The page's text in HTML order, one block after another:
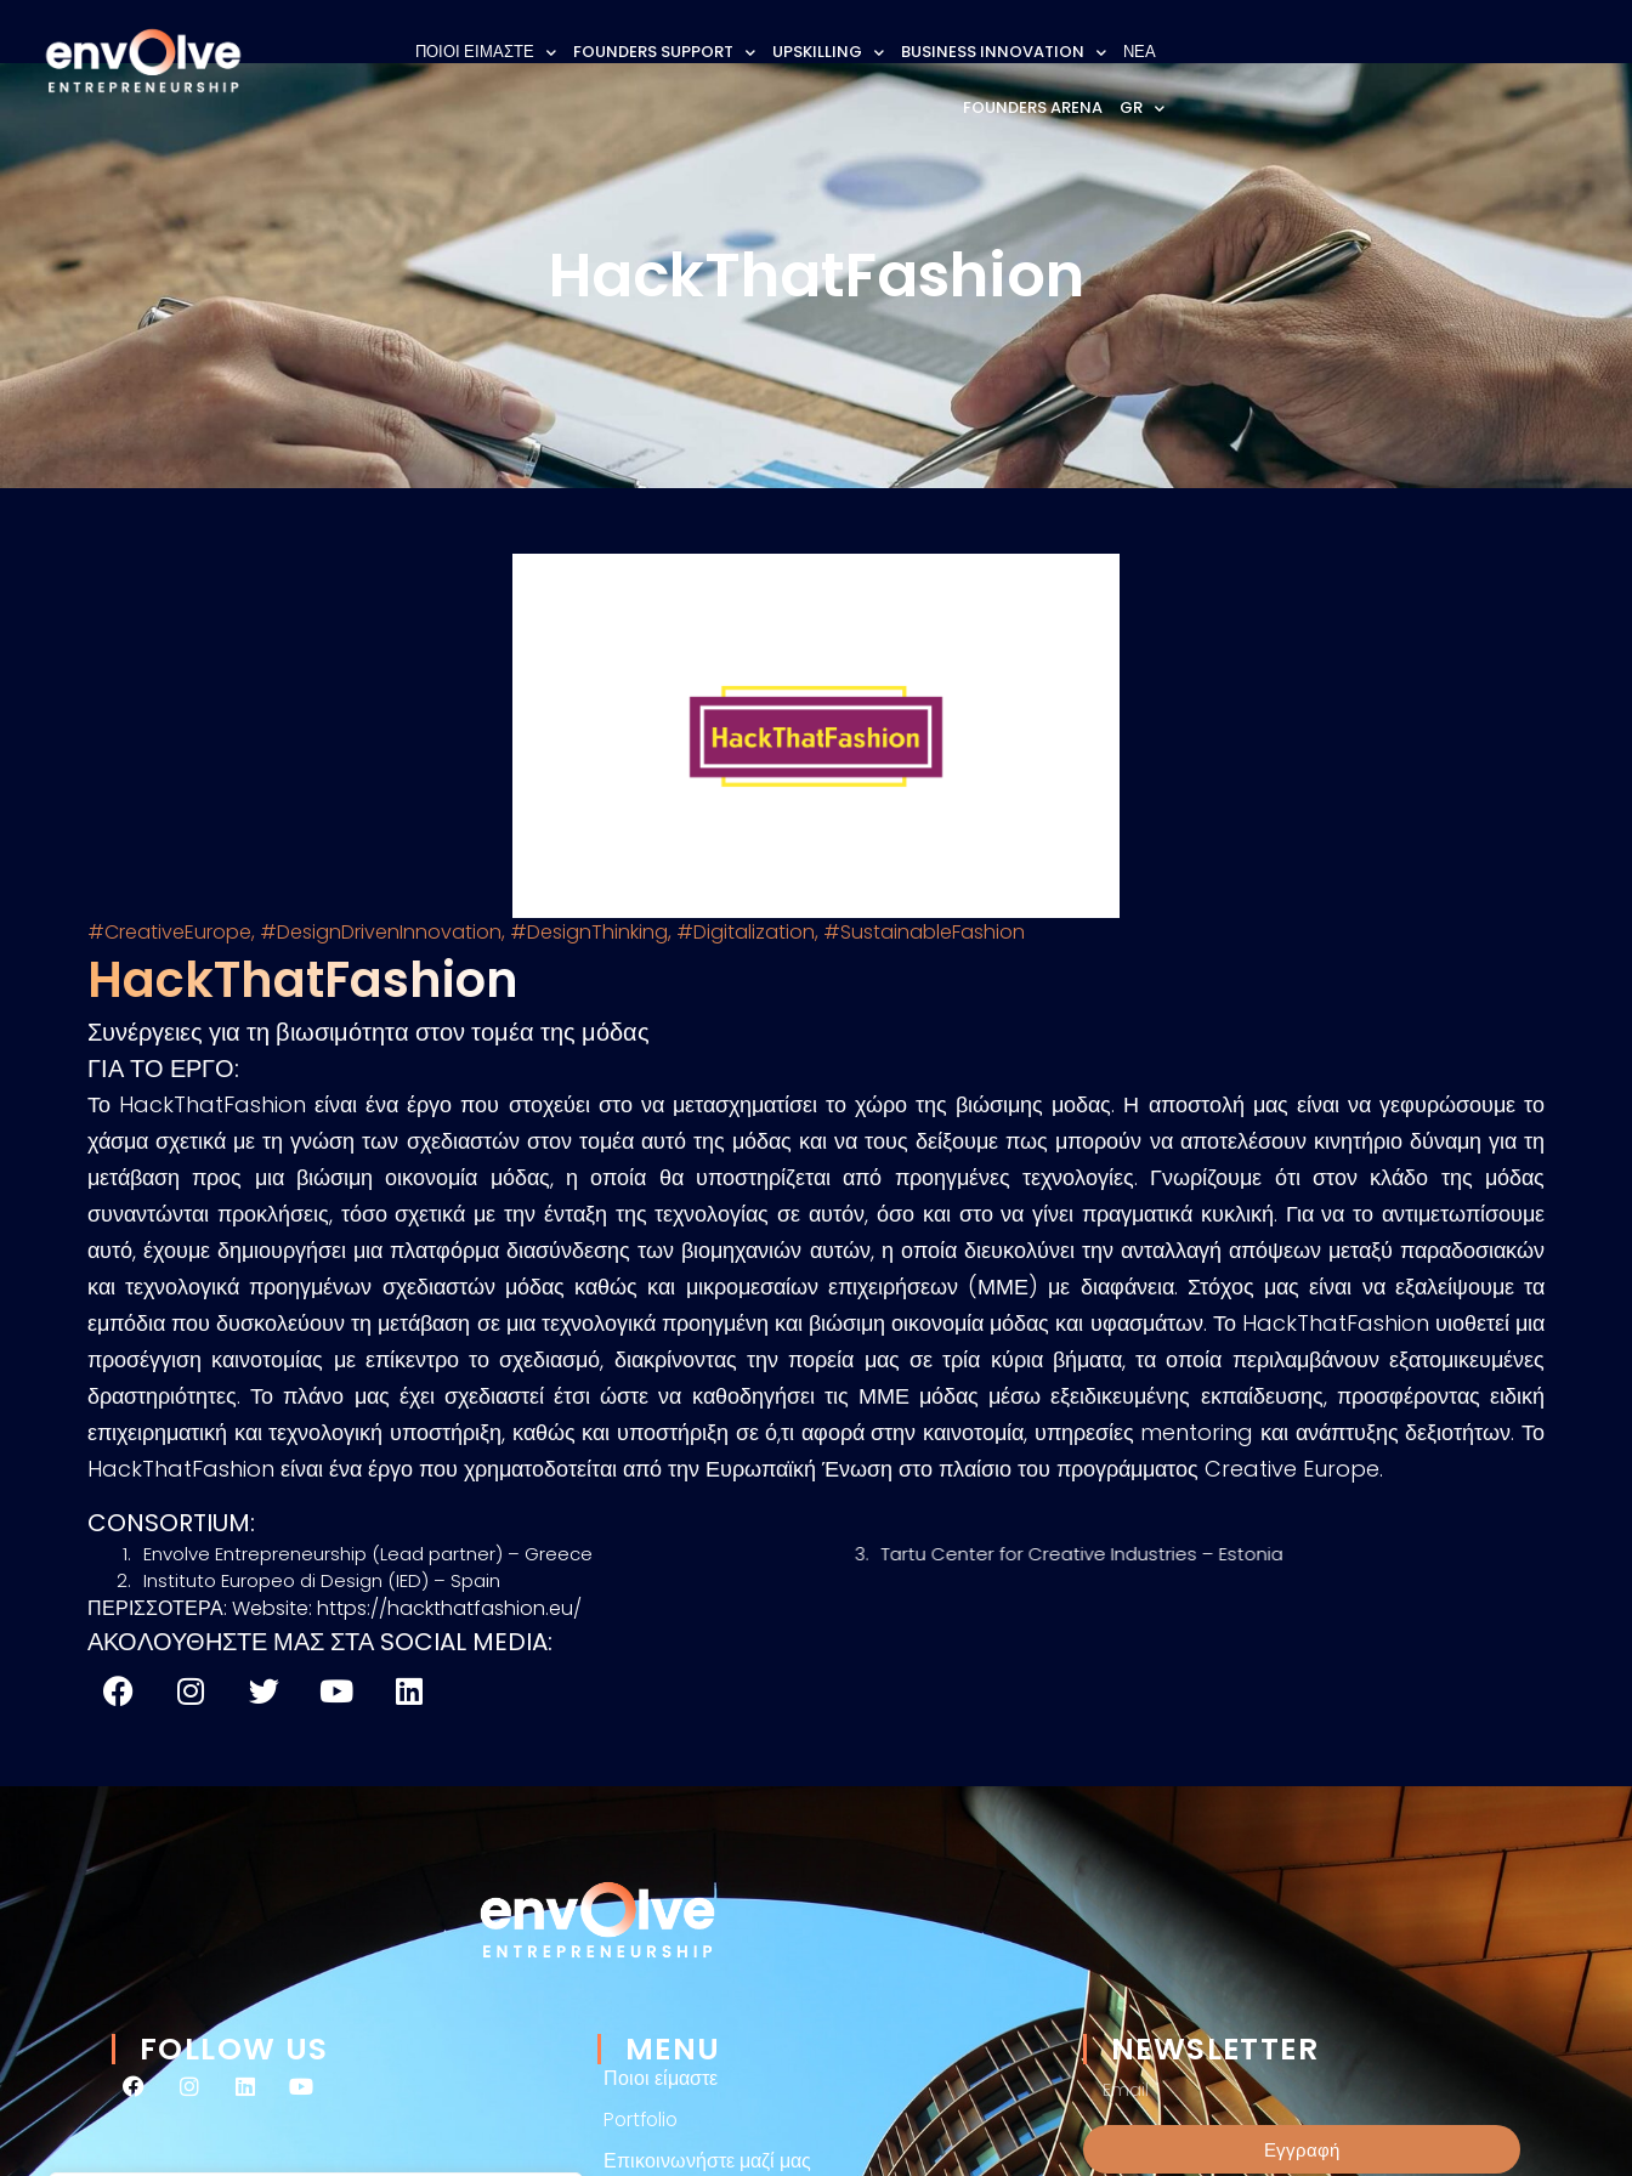
ΠΟΙΟΙ ΕΙΜΑΣΤΕ FOUNDERS SUPPORT UPSKILLING BUSINESS INNOVATION ΝΕΑ
FOUNDERS ARENA GR
HackThatFashion
#CreativeEurope, #DesignDrivenInnovation, #DesignThinking, #Digitalization, #SustainableFashion
HackThatFashion
Συνέργειες για τη βιωσιμότητα στον τομέα της μόδας
ΓΙΑ ΤΟ ΕΡΓΟ:
Το HackThatFashion είναι ένα έργο που στοχεύει στο να μετασχηματίσει το χώρο της βιώσιμης μοδας. Η αποστολή μας είναι να γεφυρώσουμε το
χάσμα σχετικά με τη γνώση των σχεδιαστών στον τομέα αυτό της μόδας και να τους δείξουμε πως μπορούν να αποτελέσουν κινητήριο δύναμη για τη
μετάβαση προς μια βιώσιμη οικονομία μόδας, η οποία θα υποστηρίζεται από προηγμένες τεχνολογίες. Γνωρίζουμε ότι στον κλάδο της μόδας
συναντώνται προκλήσεις, τόσο σχετικά με την ένταξη της τεχνολογίας σε αυτόν, όσο και στο να γίνει πραγματικά κυκλική. Για να το αντιμετωπίσουμε
αυτό, έχουμε δημιουργήσει μια πλατφόρμα διασύνδεσης των βιομηχανιών αυτών, η οποία διευκολύνει την ανταλλαγή απόψεων μεταξύ παραδοσιακών
και τεχνολογικά προηγμένων σχεδιαστών μόδας καθώς και μικρομεσαίων επιχειρήσεων (ΜΜΕ) με διαφάνεια. Στόχος μας είναι να εξαλείψουμε τα
εμπόδια που δυσκολεύουν τη μετάβαση σε μια τεχνολογικά προηγμένη και βιώσιμη οικονομία μόδας και υφασμάτων. Το HackThatFashion υιοθετεί μια
προσέγγιση καινοτομίας με επίκεντρο το σχεδιασμό, διακρίνοντας την πορεία μας σε τρία κύρια βήματα, τα οποία περιλαμβάνουν εξατομικευμένες
δραστηριότητες. Το πλάνο μας έχει σχεδιαστεί έτσι ώστε να καθοδηγήσει τις ΜΜΕ μόδας μέσω εξειδικευμένης εκπαίδευσης, προσφέροντας ειδική
επιχειρηματική και τεχνολογική υποστήριξη, καθώς και υποστήριξη σε ό,τι αφορά στην καινοτομία, υπηρεσίες mentoring και ανάπτυξης δεξιοτήτων. Το
HackThatFashion είναι ένα έργο που χρηματοδοτείται από την Ευρωπαϊκή Ένωση στο πλαίσιο του προγράμματος Creative Europe.
CONSORTIUM:
Envolve Entrepreneurship (Lead partner) – Greece
Instituto Europeo di Design (IED) – Spain
Tartu Center for Creative Industries – Estonia
ΠΕΡΙΣΣΟΤΕΡΑ: Website: https://hackthatfashion.eu/
ΑΚΟΛΟΥΘΗΣΤΕ ΜΑΣ ΣΤΑ SOCIAL MEDIA:
FOLLOW US MENU
Ποιοι είμαστε
Portfolio
Επικοινωνήστε μαζί μας
NEWSLETTER
Εγγραφή